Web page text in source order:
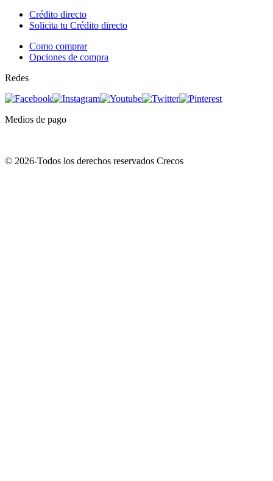
Crédito directo
Solicita tu Crédito directo
Como comprar
Opciones de compra
Redes
Medios de pago
© 2026-Todos los derechos reservados Crecos